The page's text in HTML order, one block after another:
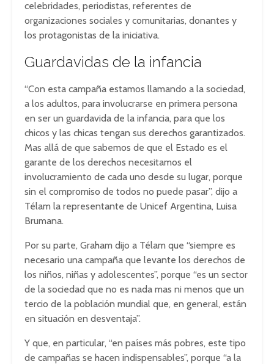
celebridades, periodistas, referentes de
organizaciones sociales y comunitarias, donantes y
los protagonistas de la iniciativa.
Guardavidas de la infancia
“Con esta campaña estamos llamando a la sociedad,
a los adultos, para involucrarse en primera persona
en ser un guardavida de la infancia, para que los
chicos y las chicas tengan sus derechos garantizados.
Mas allá de que sabemos de que el Estado es el
garante de los derechos necesitamos el
involucramiento de cada uno desde su lugar, porque
sin el compromiso de todos no puede pasar”, dijo a
Télam la representante de Unicef Argentina, Luisa
Brumana.
Por su parte, Graham dijo a Télam que “siempre es
necesario una campaña que levante los derechos de
los niños, niñas y adolescentes”, porque “es un sector
de la sociedad que no es nada mas ni menos que un
tercio de la población mundial que, en general, están
en situación en desventaja”.
Y que, en particular, “en países más pobres, este tipo
de campañas se hacen indispensables”, porque “a la